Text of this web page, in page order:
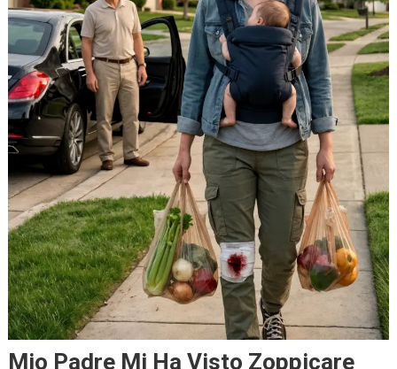
Mio Padre Mi Ha Visto Zoppicare